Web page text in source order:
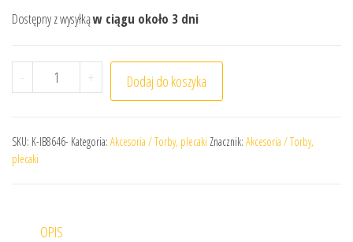
Dostępny z wysyłkąw ciągu około 3 dni
- ilość Plecak adidas Tiro League IB8646
+ Dodaj do koszyka
SKU: K-IB8646- Kategoria: Akcesoria / Torby, plecaki Znacznik: Akcesoria / Torby,
plecaki
OPIS